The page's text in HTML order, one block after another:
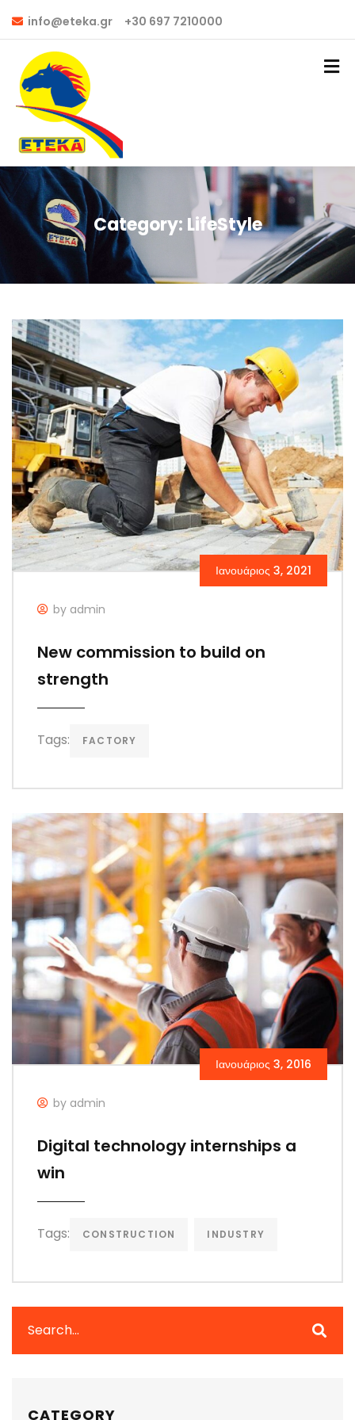
info@eteka.gr +30 697 7210000
Category: LifeStyle
Ιανουάριος 3, 2021
by admin
New commission to build on
strength
Tags: FACTORY
Ιανουάριος 3, 2016
by admin
Digital technology internships a
win
Tags: CONSTRUCTION INDUSTRY
CATEGORY